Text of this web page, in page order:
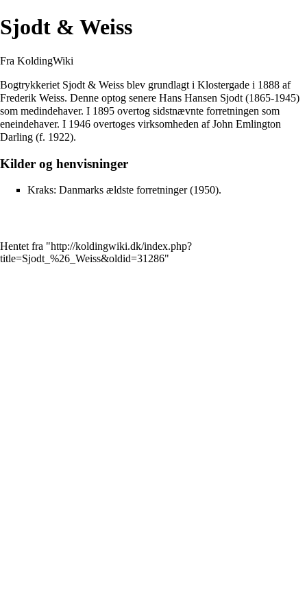
Sjodt & Weiss
Fra KoldingWiki
Bogtrykkeriet Sjodt & Weiss blev grundlagt i Klostergade i 1888 af
Frederik Weiss. Denne optog senere Hans Hansen Sjodt (1865-1945)
som medindehaver. I 1895 overtog sidstnævnte forretningen som
eneindehaver. I 1946 overtoges virksomheden af John Emlington
Darling (f. 1922).
Kilder og henvisninger
Kraks: Danmarks ældste forretninger (1950).
Hentet fra "http://koldingwiki.dk/index.php?
title=Sjodt_%26_Weiss&oldid=31286"